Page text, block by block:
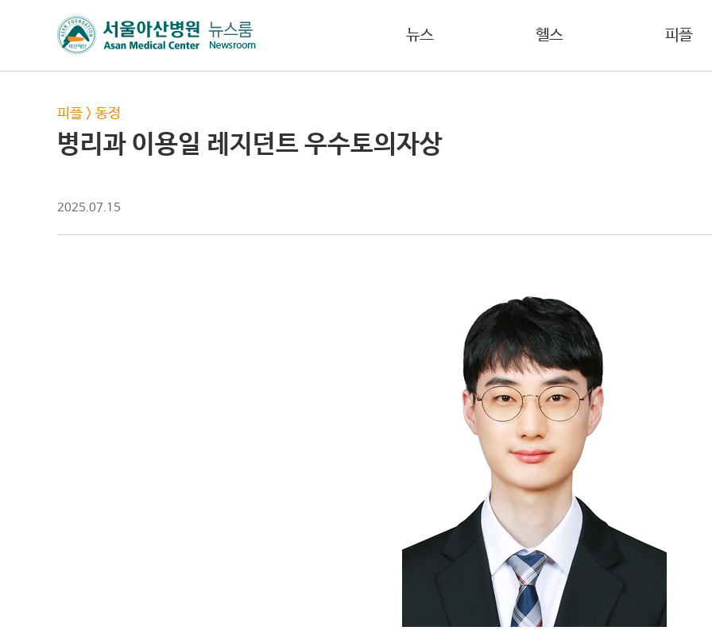
뉴스 헬스 피플
피플 > 동정
병리과 이용일 레지던트 우수토의자상
2025.07.15